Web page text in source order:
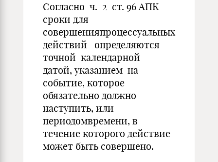
Согласно ч. 2 ст. 96 АПК
сроки для
совершенияпроцессуальных
действий определяются
точной календарной
датой, указанием на
событие, которое
обязательно должно
наступить, или
периодомвремени, в
течение которого действие
может быть совершено.